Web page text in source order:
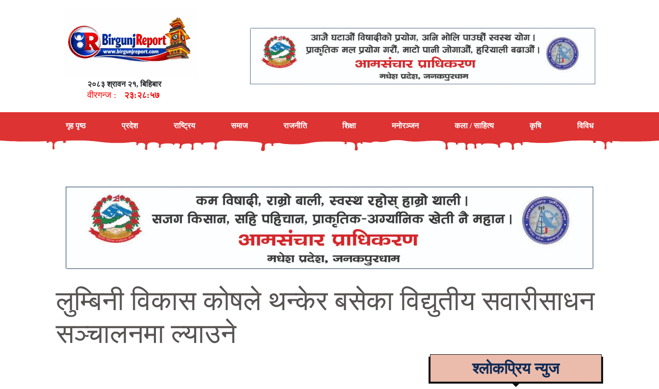
२०८३ श्रावन २१, बिहिबार
वीरगन्ज : २३:२८:५८
गृह पृष्ठ प्रदेश राष्ट्रिय समाज राजनीति शिक्षा मनोरञ्जन कला / साहित्य कृषि विविध
लुम्बिनी विकास कोषले थन्केर बसेका विद्युतीय सवारीसाधन
सञ्चालनमा ल्याउने
श्लोकप्रिय न्युज